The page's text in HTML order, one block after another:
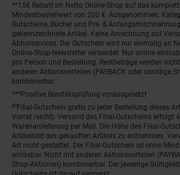
**15€ Rabatt im Netto Online-Shop auf das
Mindestbestellwert von 200 €. Ausgenommen:
Gutscheine, Bücher und Pre- &
gekennzeichnete Artikel. Keine Anrechnung auf
Abholservices. Der Gutschein wird nur einmalig an
Online-Shop-Newsletter versendet. Nur online
pro Person und Bestellung. Restbeträge werden
anderen Aktionsvorteilen (PAYBACK oder sonstige
kombinierbar.
***Positive Bonitätsprüfung vorausgesetzt
²⁰Filial-Gutschein gratis zu jeder Bestellung dieses
Vorrat reicht). Versand des Filial-Gutscheins erfolgt
Warenanlieferung per Mail. Die Höhe des Filial-
Artikelbild des gekauften Artikels zu entnehmen.
Art nicht gestattet. Der Filial-Gutschein ist ohne
einlösbar. Nicht mit anderen Aktionsvorteilen
Shop-Aktionen) kombinierbar. Der jeweilige